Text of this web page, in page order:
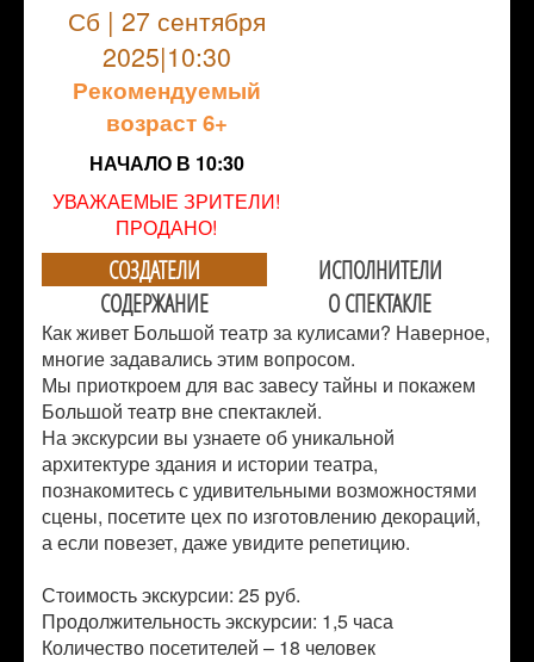
Сб | 27 сентября
2025|10:30
Рекомендуемый
возраст 6+
НАЧАЛО В 10:30
УВАЖАЕМЫЕ ЗРИТЕЛИ!
ПРОДАНО!
СОЗДАТЕЛИ
ИСПОЛНИТЕЛИ
СОДЕРЖАНИЕ
О СПЕКТАКЛЕ
Как живет Большой театр за кулисами? Наверное,
многие задавались этим вопросом.
Мы приоткроем для вас завесу тайны и покажем
Большой театр вне спектаклей.
На экскурсии вы узнаете об уникальной
архитектуре здания и истории театра,
познакомитесь с удивительными возможностями
сцены, посетите цех по изготовлению декораций,
а если повезет, даже увидите репетицию.
Стоимость экскурсии: 25 руб.
Продолжительность экскурсии: 1,5 часа
Количество посетителей – 18 человек